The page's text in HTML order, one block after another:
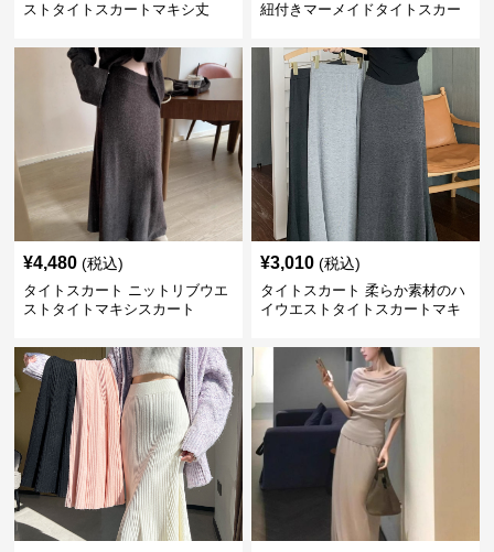
ストタイトスカートマキシ丈
紐付きマーメイドタイトスカー
¥4,480 (税込)
タイトスカート ニットリブウエ
ストタイトマキシスカート
¥3,010 (税込)
タイトスカート 柔らか素材のハ
イウエストタイトスカートマキ